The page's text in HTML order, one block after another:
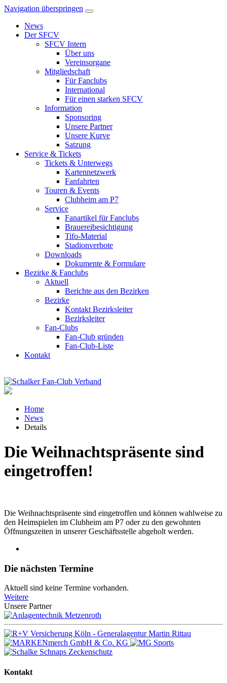
Navigation überspringen
News
Der SFCV
SFCV Intern
Über uns
Vereinsorgane
Mitgliedschaft
Für Fanclubs
International
Für einen starken SFCV
Information
Sponsoring
Unsere Partner
Unsere Kurve
Satzung
Service & Tickets
Tickets & Unterwegs
Kartennetzwerk
Fanfahrten
Touren & Events
Clubheim am P7
Service
Fanartikel für Fanclubs
Brauereibesichtigung
Tifo-Material
Stadionverbote
Downloads
Dokumente & Formulare
Bezirke & Fanclubs
Aktuell
Berichte aus den Bezirken
Bezirke
Kontakt Bezirksleiter
Bezirksleiter
Fan-Clubs
Fan-Club gründen
Fan-Club-Liste
Kontakt
Home
News
Details
Die Weihnachtspräsente sind
eingetroffen!
Die Weihnachtspräsente sind eingetroffen und können wahlweise zu
den Heimspielen im Clubheim am P7 oder zu den gewohnten
Öffnungszeiten in unserer Geschäftsstelle abgeholt werden.
Die nächsten Termine
Aktuell sind keine Termine vorhanden.
Weitere
Unsere Partner
Kontakt